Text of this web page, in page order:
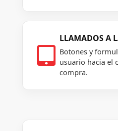

LLAMADOS A
Botones y
usuario hacia el
compra.